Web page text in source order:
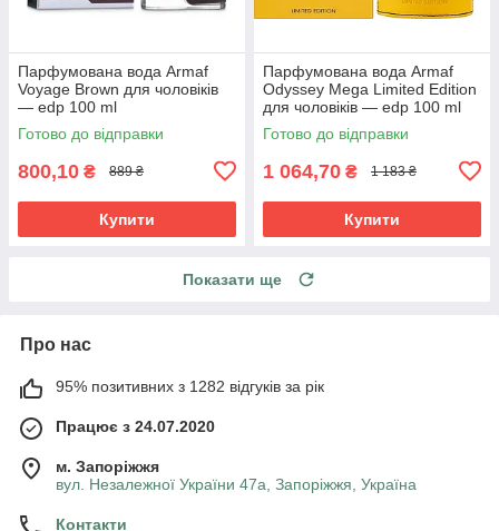
Парфумована вода Armaf
Voyage Brown для чоловіків
— edp 100 ml
Готово до відправки
800,10 ₴ 889 ₴
Купити
Парфумована вода Armaf
Odyssey Mega Limited Edition
для чоловіків — edp 100 ml
Готово до відправки
1 064,70 ₴ 1 183 ₴
Купити
Показати ще
Про нас
95% позитивних з 1282 відгуків за рік
Працює з 24.07.2020
м. Запоріжжя
вул. Незалежної України 47а, Запоріжжя, Україна
Контакти